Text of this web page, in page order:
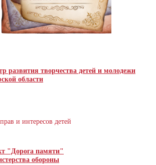
развития творчества детей и молодежи
области
"Дорога памяти"
обороны